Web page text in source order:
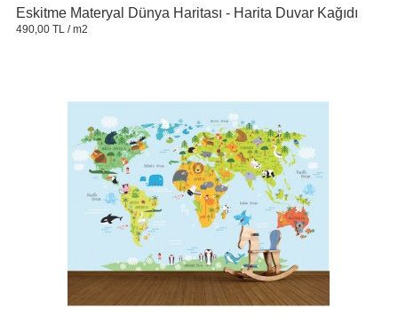
Eskitme Materyal Dünya Haritası - Harita Duvar Kağıdı
490,00 TL / m2